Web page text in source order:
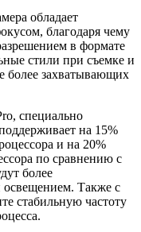
обладает
благодаря чему
в формате
стили при съемке и
более захватывающих
специально
на 15%
и на 20%
по сравнению с
более
освещением. Также с
стабильную частоту